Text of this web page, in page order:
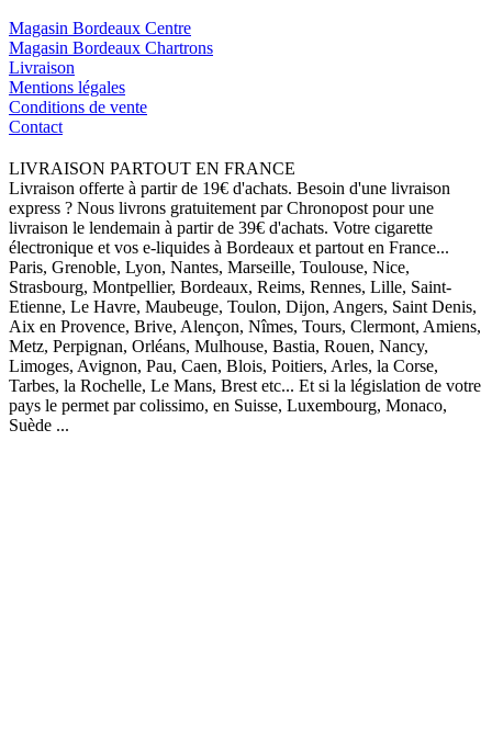
Magasin Bordeaux Centre
Magasin Bordeaux Chartrons
Livraison
Mentions légales
Conditions de vente
Contact
LIVRAISON PARTOUT EN FRANCE
Livraison offerte à partir de 19€ d'achats. Besoin d'une livraison
express ? Nous livrons gratuitement par Chronopost pour une
livraison le lendemain à partir de 39€ d'achats. Votre cigarette
électronique et vos e-liquides à Bordeaux et partout en France...
Paris, Grenoble, Lyon, Nantes, Marseille, Toulouse, Nice,
Strasbourg, Montpellier, Bordeaux, Reims, Rennes, Lille, Saint-
Etienne, Le Havre, Maubeuge, Toulon, Dijon, Angers, Saint Denis,
Aix en Provence, Brive, Alençon, Nîmes, Tours, Clermont, Amiens,
Metz, Perpignan, Orléans, Mulhouse, Bastia, Rouen, Nancy,
Limoges, Avignon, Pau, Caen, Blois, Poitiers, Arles, la Corse,
Tarbes, la Rochelle, Le Mans, Brest etc... Et si la législation de votre
pays le permet par colissimo, en Suisse, Luxembourg, Monaco,
Suède ...